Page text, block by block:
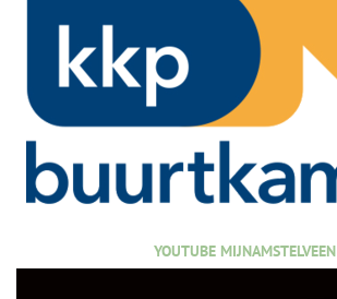
YOUTUBE MIJNAMSTELVEEN